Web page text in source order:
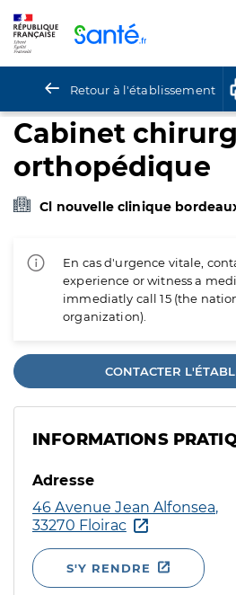
Retour à l'établissement
Cabinet
orthopédique
Cl nouvelle clinique
En cas d'urgence vitale,
experience or witness a
immediatly call 15 (the
organization).
CONTACTER
INFORMATIONS
Adresse
46 Avenue Jean Alfonsea,
33270 Floirac
S'Y RENDRE